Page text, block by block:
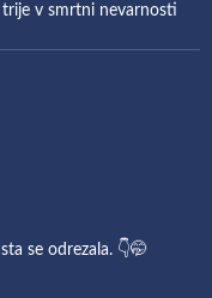
v smrtni nevarnosti
se odrezala. 👇🤭